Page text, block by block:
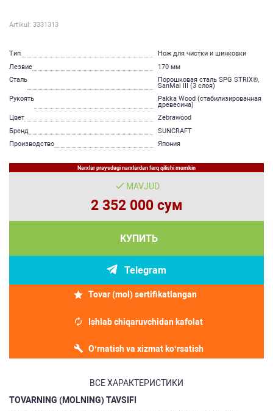
Artikul: 3331313
Тип
Нож для чистки и шинковки
Лезвие
170 мм
Сталь
Порошковая сталь SPG STRIX®,
SanMai III (3 слоя)
Рукоять
Pakka Wood (стабилизированная
древесина)
Цвет
Zebrawood
Бренд
SUNCRAFT
Производство
Япония
Narxlar praysdagi narxlardan farq qilishi mumkin
MAVJUD
2 352 000 сум
КУПИТЬ
Telegram
Tovar (mol) sertifikatlangan
Ishlab chiqaruvchidan kafolat
O‘rnatish va xizmat ko‘rsatish
ВСЕ ХАРАКТЕРИСТИКИ
TOVARNING (MOLNING) TAVSIFI